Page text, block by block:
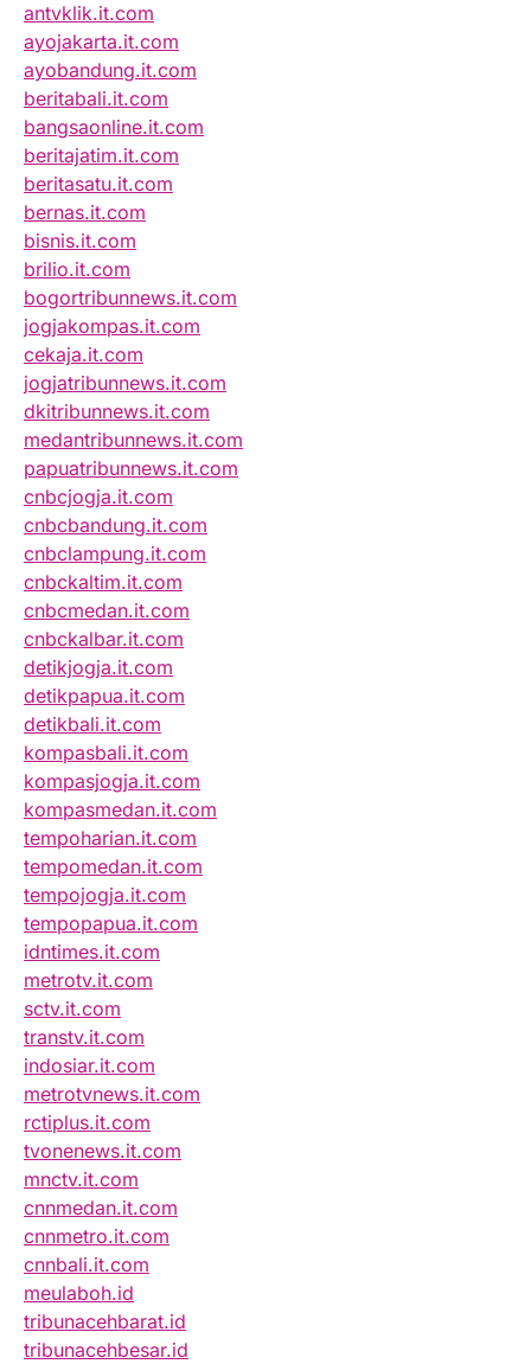
antvklik.it.com
ayojakarta.it.com
ayobandung.it.com
beritabali.it.com
bangsaonline.it.com
beritajatim.it.com
beritasatu.it.com
bernas.it.com
bisnis.it.com
brilio.it.com
bogortribunnews.it.com
jogjakompas.it.com
cekaja.it.com
jogjatribunnews.it.com
dkitribunnews.it.com
medantribunnews.it.com
papuatribunnews.it.com
cnbcjogja.it.com
cnbcbandung.it.com
cnbclampung.it.com
cnbckaltim.it.com
cnbcmedan.it.com
cnbckalbar.it.com
detikjogja.it.com
detikpapua.it.com
detikbali.it.com
kompasbali.it.com
kompasjogja.it.com
kompasmedan.it.com
tempoharian.it.com
tempomedan.it.com
tempojogja.it.com
tempopapua.it.com
idntimes.it.com
metrotv.it.com
sctv.it.com
transtv.it.com
indosiar.it.com
metrotvnews.it.com
rctiplus.it.com
tvonenews.it.com
mnctv.it.com
cnnmedan.it.com
cnnmetro.it.com
cnnbali.it.com
meulaboh.id
tribunacehbarat.id
tribunacehbesar.id